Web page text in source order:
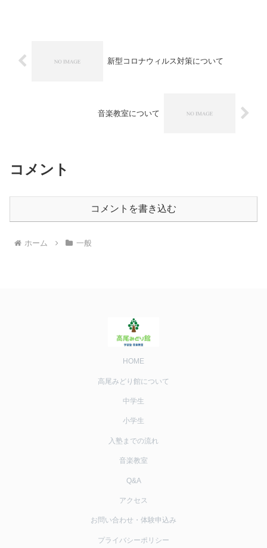
新型コロナウィルス対策について
音楽教室について
コメント
コメントを書き込む
ホーム 一般
HOME
高尾みどり館について
中学生
小学生
入塾までの流れ
音楽教室
Q&A
アクセス
お問い合わせ・体験申込み
プライバシーポリシー